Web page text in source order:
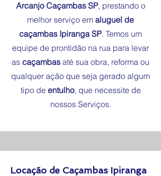
Arcanjo Caçambas SP, prestando o
melhor serviço em aluguel de
caçambas Ipiranga SP. Temos um
equipe de prontidão na rua para levar
as caçambas até sua obra, reforma ou
qualquer ação que seja gerado algum
tipo de entulho, que necessite de
nossos Serviços.
Locação de Caçambas Ipiranga